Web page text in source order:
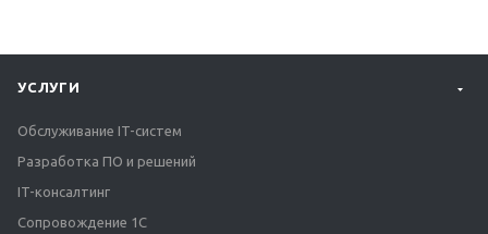
УСЛУГИ
Обслуживание IT-систем
Разработка ПО и решений
IT-консалтинг
Сопровождение 1С